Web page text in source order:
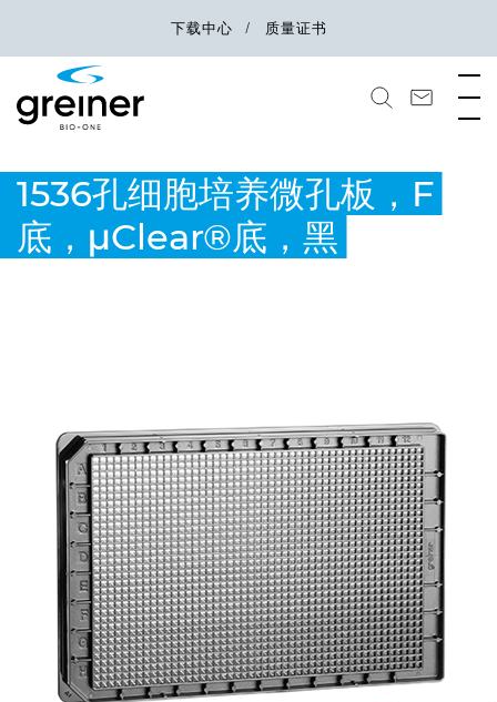
下载中心 质量证书
1536孔细胞培养微孔板，F
底，μClear®底，黑